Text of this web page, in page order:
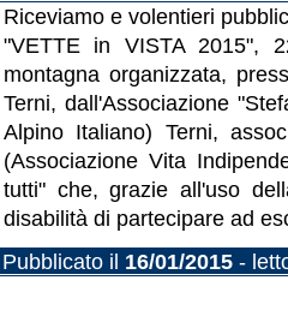
Riceviamo e volentieri
"VETTE in VISTA 2015",
montagna organizzata,
Terni, dall'Associazione
Alpino Italiano) Terni,
(Associazione Vita
tutti" che, grazie all'uso
disabilità di partecipare ad
Pubblicato il 16/01/2015-